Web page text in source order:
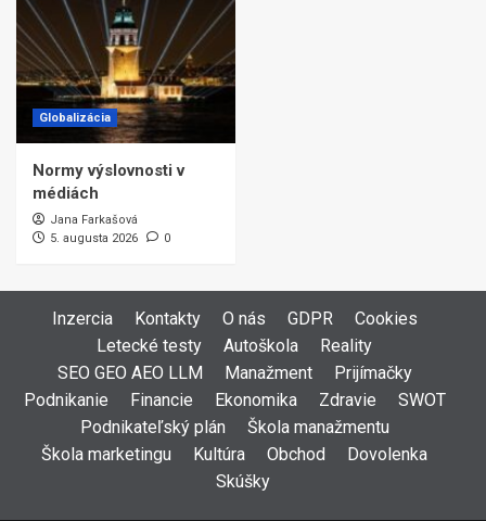
Globalizácia
Normy výslovnosti v
médiách
Jana Farkašová
5. augusta 2026
0
Inzercia Kontakty O nás GDPR
Cookies
Letecké testy
Autoškola
Reality
SEO GEO AEO LLM
Manažment
Prijímačky
Podnikanie
Financie Ekonomika Zdravie
SWOT
Podnikateľský plán
Škola manažmentu
Škola marketingu
Kultúra Obchod
Dovolenka
Skúšky